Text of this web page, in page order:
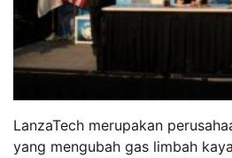
LanzaTech merupakan
yang mengubah gas limbah